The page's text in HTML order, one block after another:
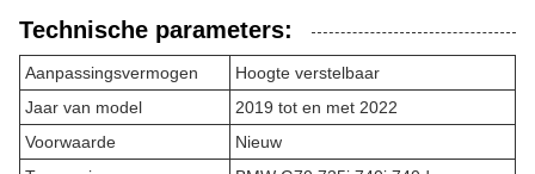
Technische parameters:
Aanpassingsvermogen
Hoogte verstelbaar
Jaar van model
2019 tot en met 2022
Voorwaarde
Nieuw